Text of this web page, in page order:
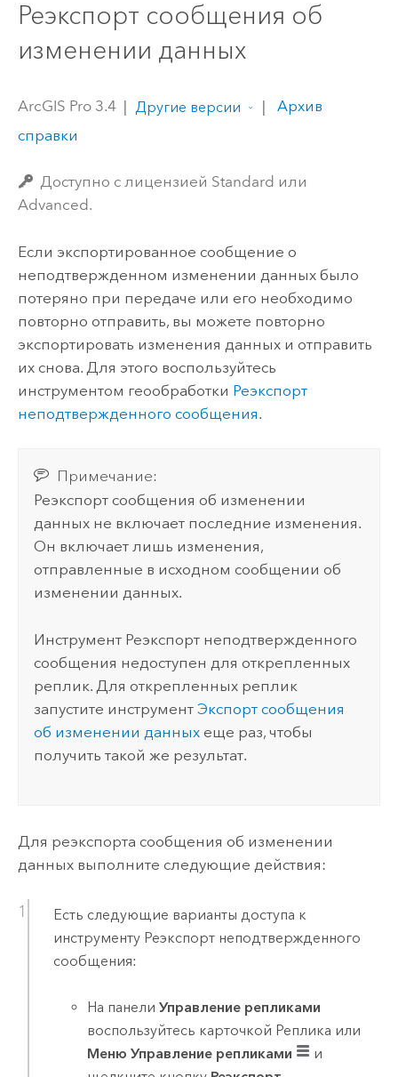
Реэкспорт сообщения об
изменении данных
ArcGIS Pro 3.4 | Другие версии |
Архив
справки
Доступно с лицензией Standard или
Advanced.
Если экспортированное сообщение о
неподтвержденном изменении данных было
потеряно при передаче или его необходимо
повторно отправить, вы можете повторно
экспортировать изменения данных и отправить
их снова. Для этого воспользуйтесь
инструментом геообработки Реэкспорт
неподтвержденного сообщения.
Примечание:
Реэкспорт сообщения об изменении
данных не включает последние изменения.
Он включает лишь изменения,
отправленные в исходном сообщении об
изменении данных.
Инструмент Реэкспорт неподтвержденного
сообщения недоступен для открепленных
реплик. Для открепленных реплик
запустите инструментЭкспорт сообщения
об изменении данных еще раз, чтобы
получить такой же результат.
Для реэкспорта сообщения об изменении
данных выполните следующие действия:
Есть следующие варианты доступа к
инструменту Реэкспорт неподтвержденного
сообщения:
На панелиУправление репликами
воспользуйтесь карточкой Реплика или
Меню Управление репликами
и